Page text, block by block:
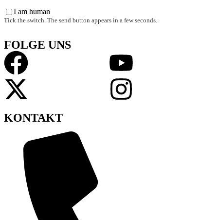
I am human
Tick the switch. The send button appears in a few seconds.
FOLGE UNS
KONTAKT